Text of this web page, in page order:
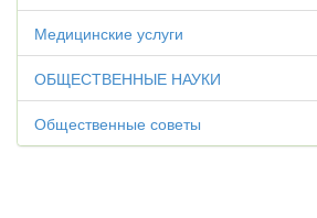
Медицинские услуги
ОБЩЕСТВЕННЫЕ НАУКИ
Общественные советы